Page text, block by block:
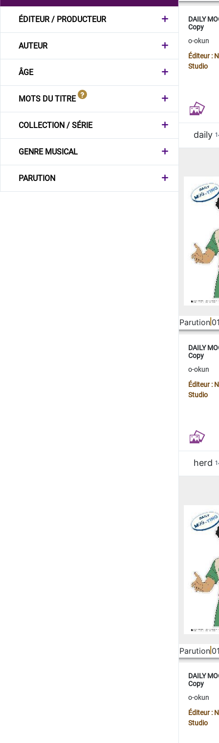
ÉDITEUR / PRODUCTEUR
AUTEUR
ÂGE
MOTS DU TITRE
COLLECTION / SÉRIE
GENRE MUSICAL
PARUTION
DAILY
Copy
o-okun
Éditeur :
Studio
daily
Parution
DAILY
Copy
o-okun
Éditeur :
Studio
herd
Parution
DAILY
Copy
o-okun
Éditeur :
Studio